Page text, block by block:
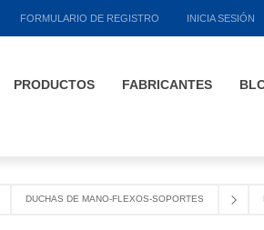
FORMULARIO DE REGISTRO INICIA SESIÓN
PRODUCTOS FABRICANTES
DUCHAS DE MANO-FLEXOS-SOPORTES